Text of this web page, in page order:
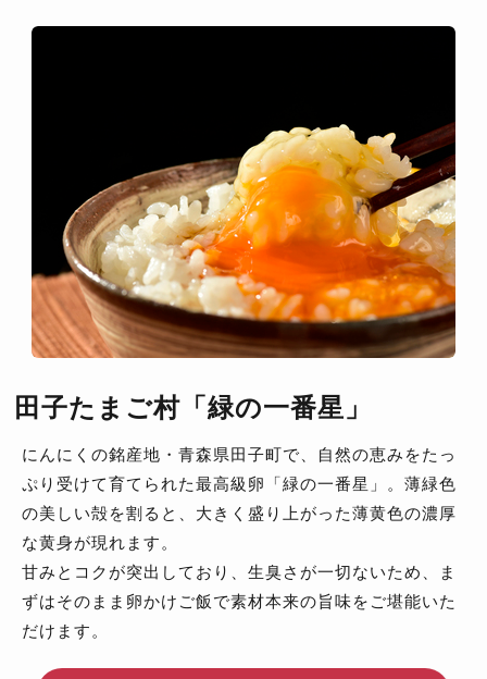
田子たまご村「緑の一番星」
にんにくの銘産地・青森県田子町で、自然の恵みをたっ
ぷり受けて育てられた最高級卵「緑の一番星」。薄緑色
の美しい殻を割ると、大きく盛り上がった薄黄色の濃厚
な黄身が現れます。
甘みとコクが突出しており、生臭さが一切ないため、ま
ずはそのまま卵かけご飯で素材本来の旨味をご堪能いた
だけます。